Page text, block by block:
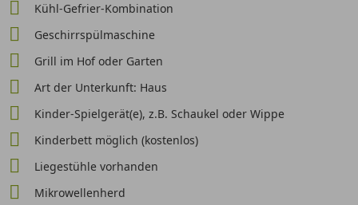
Kühl-Gefrier-Kombination
Geschirrspülmaschine
Grill im Hof oder Garten
Art der Unterkunft: Haus
Kinder-Spielgerät(e), z.B. Schaukel oder Wippe
Kinderbett möglich (kostenlos)
Liegestühle vorhanden
Mikrowellenherd